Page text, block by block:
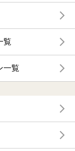
覧
一覧